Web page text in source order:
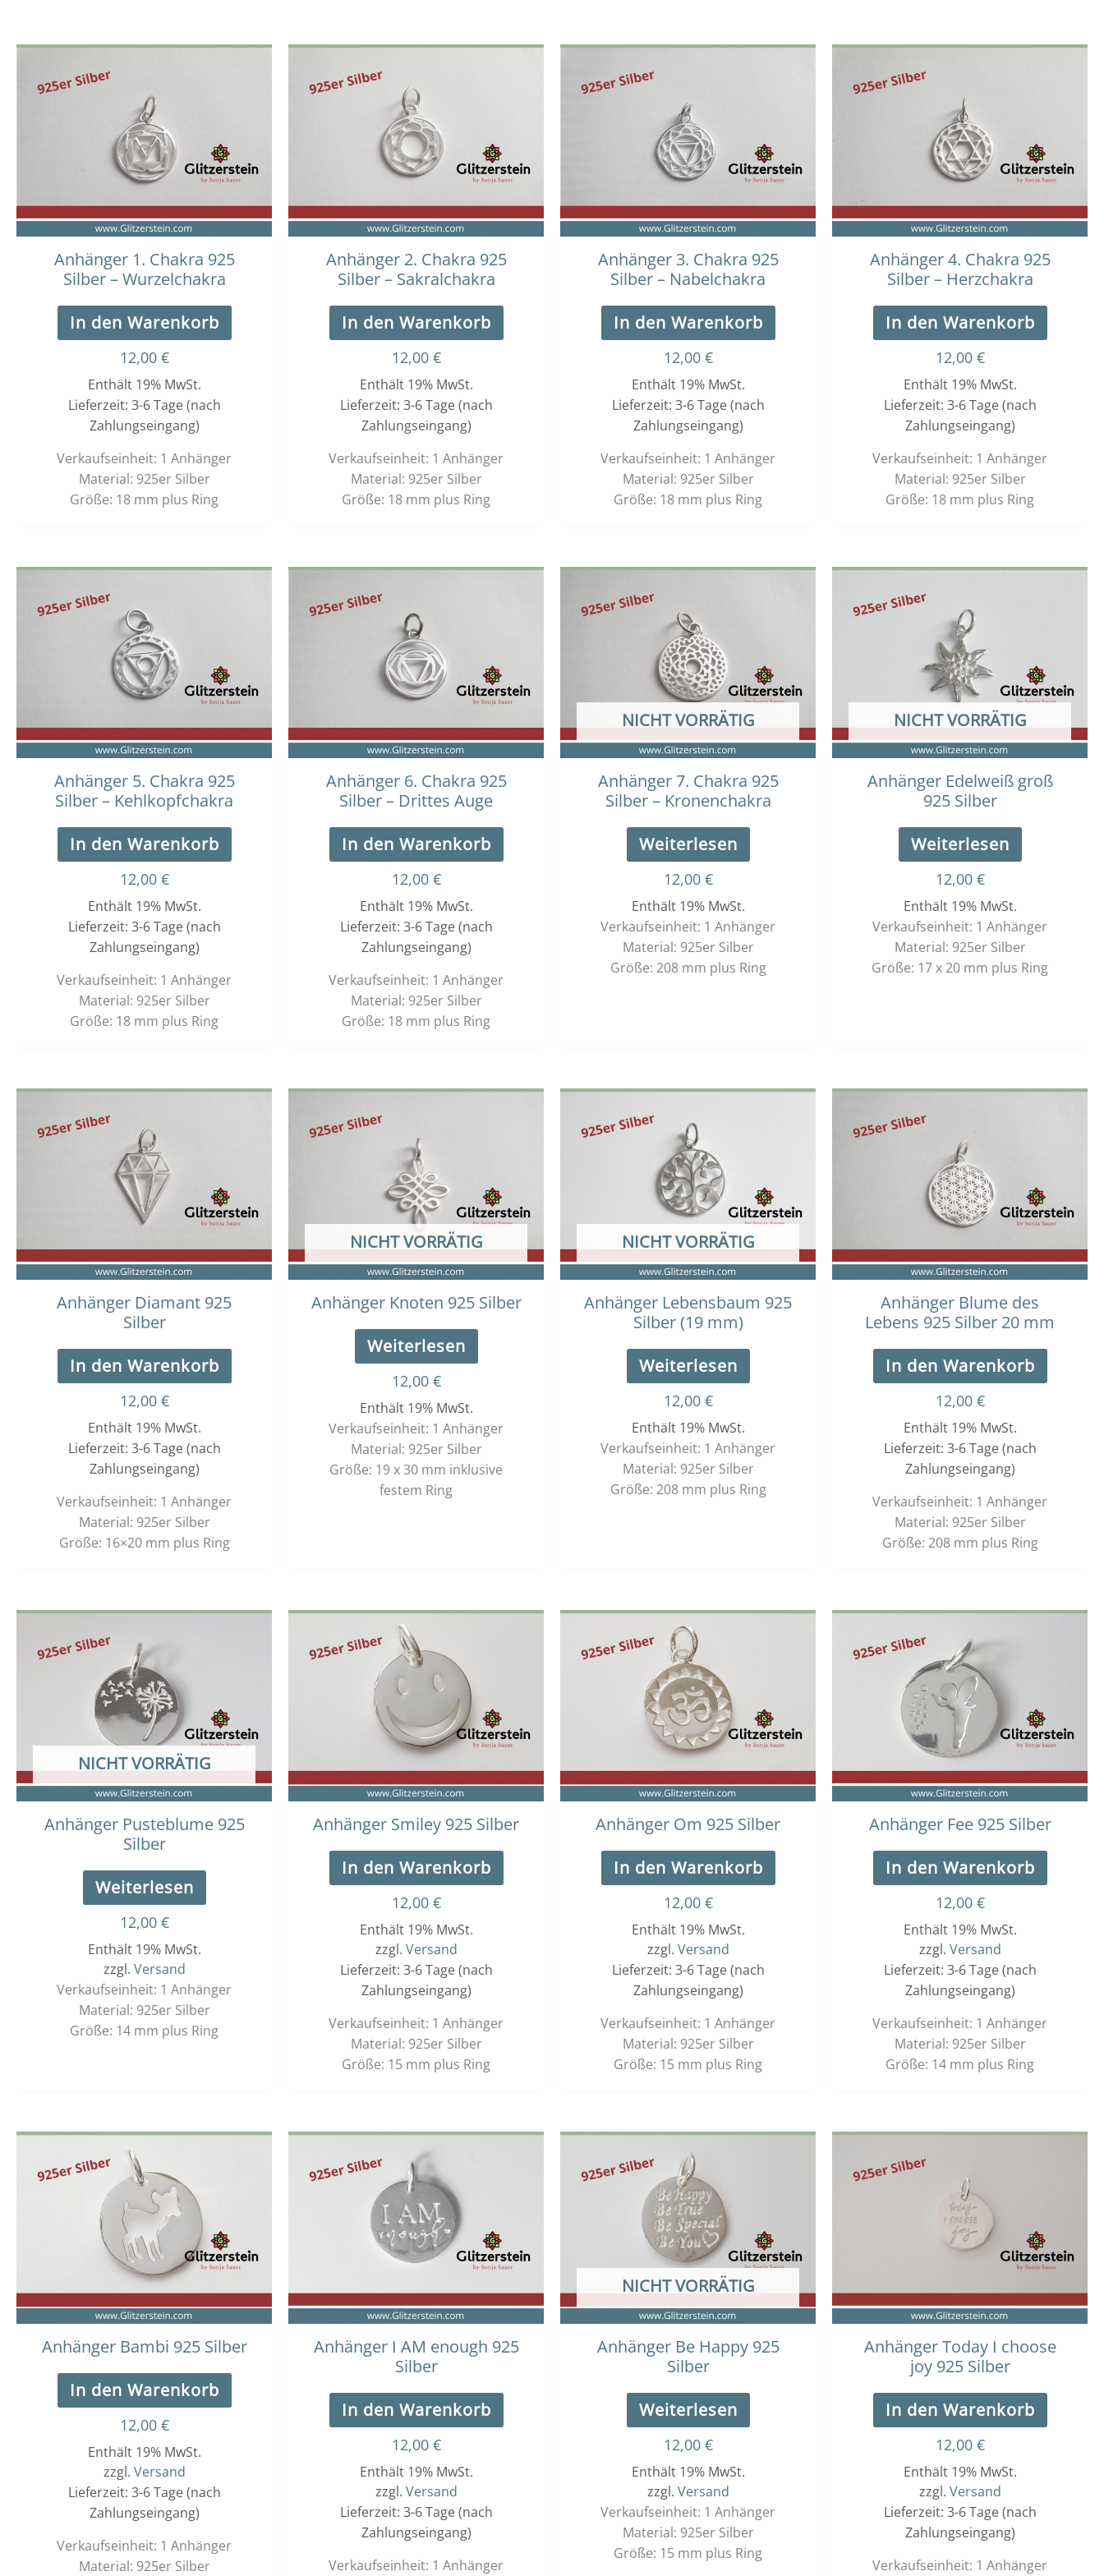
Anhänger 1. Chakra 925
Silber – Wurzelchakra
In den Warenkorb
12,00 €
Enthält 19% MwSt.
Lieferzeit: 3-6 Tage (nach
Zahlungseingang)
Verkaufseinheit: 1 Anhänger
Material: 925er Silber
Größe: 18 mm plus Ring
Anhänger 2. Chakra 925
Silber – Sakralchakra
In den Warenkorb
12,00 €
Enthält 19% MwSt.
Lieferzeit: 3-6 Tage (nach
Zahlungseingang)
Verkaufseinheit: 1 Anhänger
Material: 925er Silber
Größe: 18 mm plus Ring
Anhänger 3. Chakra 925
Silber – Nabelchakra
In den Warenkorb
12,00 €
Enthält 19% MwSt.
Lieferzeit: 3-6 Tage (nach
Zahlungseingang)
Verkaufseinheit: 1 Anhänger
Material: 925er Silber
Größe: 18 mm plus Ring
Anhänger 4. Chakra 925
Silber – Herzchakra
In den Warenkorb
12,00 €
Enthält 19% MwSt.
Lieferzeit: 3-6 Tage (nach
Zahlungseingang)
Verkaufseinheit: 1 Anhänger
Material: 925er Silber
Größe: 18 mm plus Ring
Anhänger 5. Chakra 925
Silber – Kehlkopfchakra
In den Warenkorb
12,00 €
Enthält 19% MwSt.
Lieferzeit: 3-6 Tage (nach
Zahlungseingang)
Verkaufseinheit: 1 Anhänger
Material: 925er Silber
Größe: 18 mm plus Ring
Anhänger 6. Chakra 925
Silber – Drittes Auge
In den Warenkorb
12,00 €
Enthält 19% MwSt.
Lieferzeit: 3-6 Tage (nach
Zahlungseingang)
Verkaufseinheit: 1 Anhänger
Material: 925er Silber
Größe: 18 mm plus Ring
NICHT VORRÄTIG
Anhänger 7. Chakra 925
Silber – Kronenchakra
Weiterlesen
12,00 €
Enthält 19% MwSt.
Verkaufseinheit: 1 Anhänger
Material: 925er Silber
Größe: 208 mm plus Ring
NICHT VORRÄTIG
Anhänger Edelweiß groß
925 Silber
Weiterlesen
12,00 €
Enthält 19% MwSt.
Verkaufseinheit: 1 Anhänger
Material: 925er Silber
Größe: 17 x 20 mm plus Ring
Anhänger Diamant 925
Silber
In den Warenkorb
12,00 €
Enthält 19% MwSt.
Lieferzeit: 3-6 Tage (nach
Zahlungseingang)
Verkaufseinheit: 1 Anhänger
Material: 925er Silber
Größe: 16×20 mm plus Ring
NICHT VORRÄTIG
Anhänger Knoten 925 Silber
Weiterlesen
12,00 €
Enthält 19% MwSt.
Verkaufseinheit: 1 Anhänger
Material: 925er Silber
Größe: 19 x 30 mm inklusive
festem Ring
NICHT VORRÄTIG
Anhänger Lebensbaum 925
Silber (19 mm)
Weiterlesen
12,00 €
Enthält 19% MwSt.
Verkaufseinheit: 1 Anhänger
Material: 925er Silber
Größe: 208 mm plus Ring
Anhänger Blume des
Lebens 925 Silber 20 mm
In den Warenkorb
12,00 €
Enthält 19% MwSt.
Lieferzeit: 3-6 Tage (nach
Zahlungseingang)
Verkaufseinheit: 1 Anhänger
Material: 925er Silber
Größe: 208 mm plus Ring
NICHT VORRÄTIG
Anhänger Pusteblume 925
Silber
Weiterlesen
12,00 €
Enthält 19% MwSt.
zzgl. Versand
Verkaufseinheit: 1 Anhänger
Material: 925er Silber
Größe: 14 mm plus Ring
Anhänger Smiley 925 Silber
In den Warenkorb
12,00 €
Enthält 19% MwSt.
zzgl. Versand
Lieferzeit: 3-6 Tage (nach
Zahlungseingang)
Verkaufseinheit: 1 Anhänger
Material: 925er Silber
Größe: 15 mm plus Ring
Anhänger Om 925 Silber
In den Warenkorb
12,00 €
Enthält 19% MwSt.
zzgl. Versand
Lieferzeit: 3-6 Tage (nach
Zahlungseingang)
Verkaufseinheit: 1 Anhänger
Material: 925er Silber
Größe: 15 mm plus Ring
Anhänger Fee 925 Silber
In den Warenkorb
12,00 €
Enthält 19% MwSt.
zzgl. Versand
Lieferzeit: 3-6 Tage (nach
Zahlungseingang)
Verkaufseinheit: 1 Anhänger
Material: 925er Silber
Größe: 14 mm plus Ring
Anhänger Bambi 925 Silber
In den Warenkorb
12,00 €
Enthält 19% MwSt.
zzgl. Versand
Lieferzeit: 3-6 Tage (nach
Zahlungseingang)
Verkaufseinheit: 1 Anhänger
Material: 925er Silber
Anhänger I AM enough 925
Silber
In den Warenkorb
12,00 €
Enthält 19% MwSt.
zzgl. Versand
Lieferzeit: 3-6 Tage (nach
Zahlungseingang)
Verkaufseinheit: 1 Anhänger
NICHT VORRÄTIG
Anhänger Be Happy 925
Silber
Weiterlesen
12,00 €
Enthält 19% MwSt.
zzgl. Versand
Verkaufseinheit: 1 Anhänger
Material: 925er Silber
Größe: 15 mm plus Ring
Anhänger Today I choose
joy 925 Silber
In den Warenkorb
12,00 €
Enthält 19% MwSt.
zzgl. Versand
Lieferzeit: 3-6 Tage (nach
Zahlungseingang)
Verkaufseinheit: 1 Anhänger